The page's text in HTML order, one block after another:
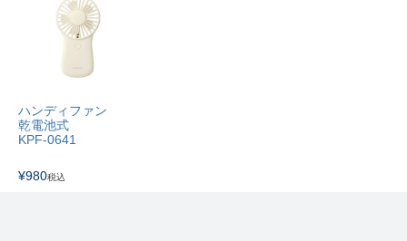
ハンディファン
乾電池式
KPF-0641
¥980税込